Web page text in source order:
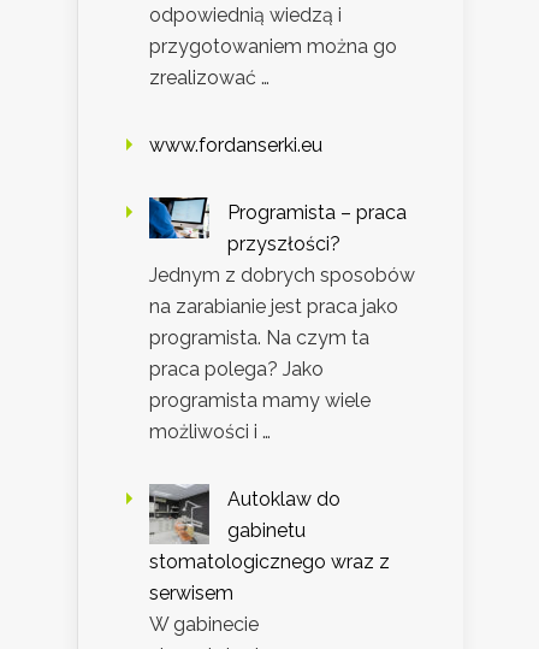
odpowiednią wiedzą i
przygotowaniem można go
zrealizować …
www.fordanserki.eu
Programista – praca
przyszłości?
Jednym z dobrych sposobów
na zarabianie jest praca jako
programista. Na czym ta
praca polega? Jako
programista mamy wiele
możliwości i …
Autoklaw do
gabinetu
stomatologicznego wraz z
serwisem
W gabinecie